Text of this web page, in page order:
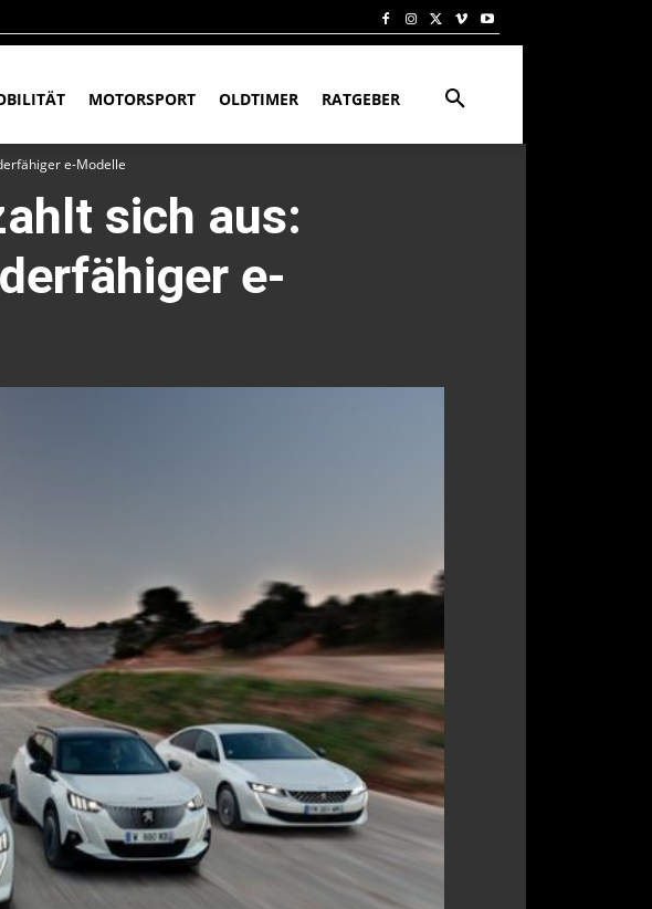
MOTORSPORT OLDTIMER RATGEBER
e-Modelle
sich aus:
e-